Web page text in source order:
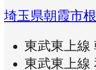
埼玉県朝霞市
東武東上線
東武東上線